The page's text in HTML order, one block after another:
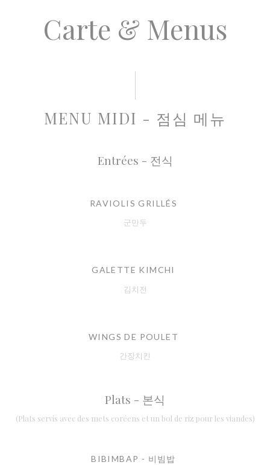
Carte & Menus
MENU MIDI - 점심 메뉴
Entrées - 전식
RAVIOLIS GRILLÉS
군만두
GALETTE KIMCHI
김치전
WINGS DE POULET
간장치킨
Plats - 본식
(Plats servis avec des mets coréens et un bol de riz pour les viandes)
BIBIMBAP - 비빔밥